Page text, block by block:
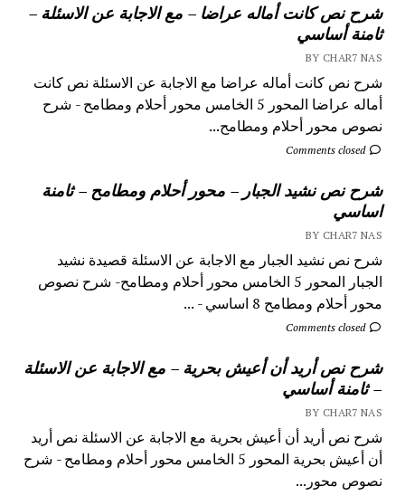
شرح نص كانت أماله عراضا – مع الاجابة عن الاسئلة –
ثامنة أساسي
BY CHAR7 NAS
شرح نص كانت أماله عراضا مع الاجابة عن الاسئلة نص كانت
أماله عراضا المحور 5 الخامس محور أحلام ومطامح - شرح
نصوص محور أحلام ومطامح...
Comments closed
شرح نص نشيد الجبار – محور أحلام ومطامح – ثامنة
اساسي
BY CHAR7 NAS
شرح نص نشيد الجبار مع الاجابة عن الاسئلة قصيدة نشيد
الجبار المحور 5 الخامس محور أحلام ومطامح- شرح نصوص
محور أحلام ومطامح 8 اساسي - ...
Comments closed
شرح نص أريد أن أعيش بحرية – مع الاجابة عن الاسئلة
– ثامنة أساسي
BY CHAR7 NAS
شرح نص أريد أن أعيش بحرية مع الاجابة عن الاسئلة نص أريد
أن أعيش بحرية المحور 5 الخامس محور أحلام ومطامح - شرح
نصوص محور...